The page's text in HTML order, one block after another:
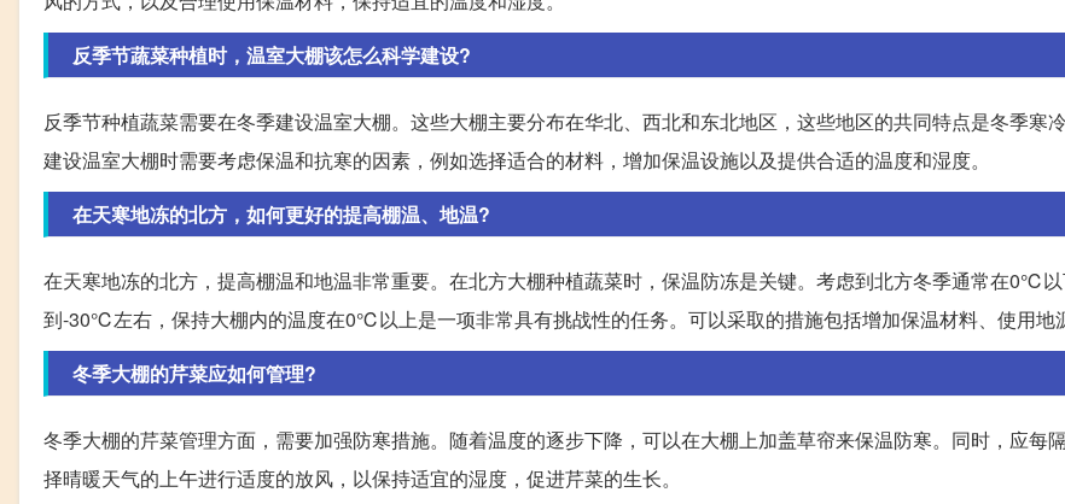
反季节蔬菜种植时，温室大棚该怎么科学建设?
反季节种植蔬菜需要在冬季建设温室大棚。这些大棚主要分布在华北、西北和东北地区，这些地区的共同特点是冬季寒
建设温室大棚时需要考虑保温和抗寒的因素，例如选择适合的材料，增加保温设施以及提供合适的温度和湿度。
在天寒地冻的北方，如何更好的提高棚温、地温?
在天寒地冻的北方，提高棚温和地温非常重要。在北方大棚种植蔬菜时，保温防冻是关键。考虑到北方冬季通常在0℃
到-30℃左右，保持大棚内的温度在0℃以上是一项非常具有挑战性的任务。可以采取的措施包括增加保温材料、使用地
冬季大棚的芹菜应如何管理?
冬季大棚的芹菜管理方面，需要加强防寒措施。随着温度的逐步下降，可以在大棚上加盖草帘来保温防寒。同时，应每
择晴暖天气的上午进行适度的放风，以保持适宜的湿度，促进芹菜的生长。